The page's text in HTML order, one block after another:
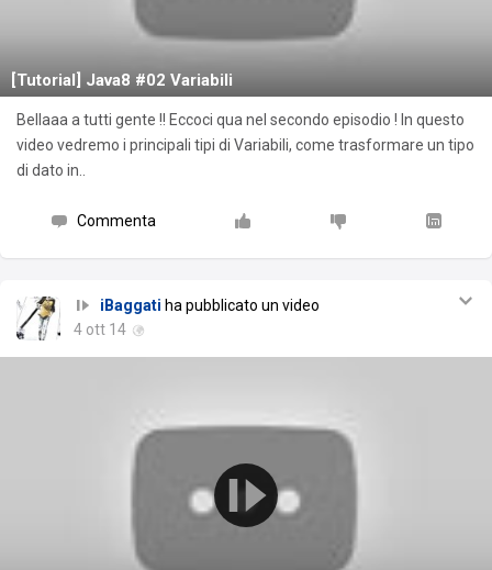
[Tutorial] Java8 #02 Variabili
Bellaaa a tutti gente !! Eccoci qua nel secondo episodio ! In questo
video vedremo i principali tipi di Variabili, come trasformare un tipo
di dato in..
Commenta
iBaggati ha pubblicato un video
4 ott 14